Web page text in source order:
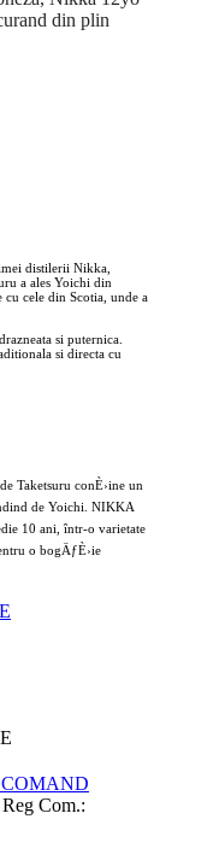
din plin
distilerii Nikka,
a ales Yoichi din
cele din Scotia, unde a
si puternica.
si directa cu
Taketsuru conÈ›ine un
de Yoichi. NIKKA
10 ani, într-o varietate
o bogÄƒÈ›ie
Com.: